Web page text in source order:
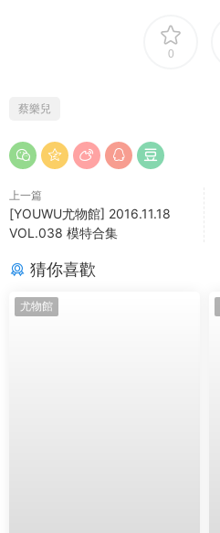
0
蔡樂兒
上一篇
[YOUWU尤物館] 2016.11.18
VOL.038 模特合集
猜你喜歡
尤物館